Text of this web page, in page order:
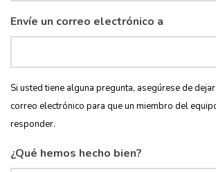
Envíe un correo electrónico a
Si usted tiene alguna pregunta, asegúrese de
correo electrónico para que un miembro del
responder.
¿Qué hemos hecho bien?